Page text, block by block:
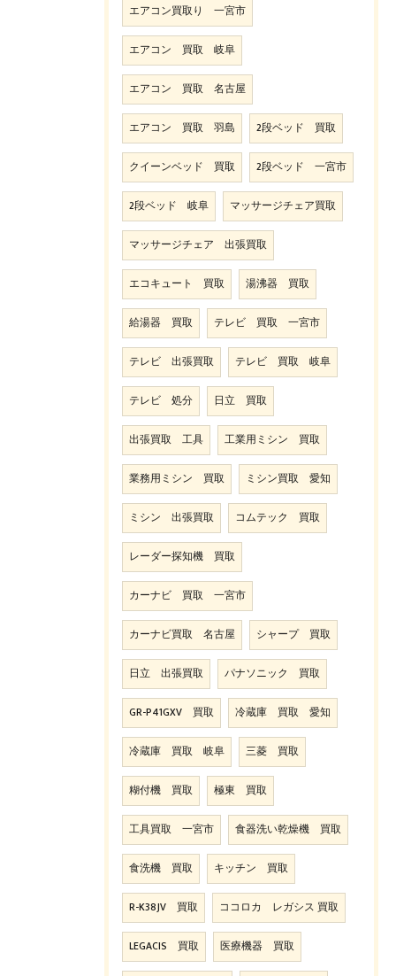
エアコン買取り 一宮市
エアコン 買取 岐阜
エアコン 買取 名古屋
エアコン 買取 羽島 2段ベッド 買取
クイーンベッド 買取 2段ベッド 一宮市
2段ベッド 岐阜 マッサージチェア買取
マッサージチェア 出張買取
エコキュート 買取 湯沸器 買取
給湯器 買取 テレビ 買取 一宮市
テレビ 出張買取 テレビ 買取 岐阜
テレビ 処分 日立 買取
出張買取 工具 工業用ミシン 買取
業務用ミシン 買取 ミシン買取 愛知
ミシン 出張買取 コムテック 買取
レーダー探知機 買取
カーナビ 買取 一宮市
カーナビ買取 名古屋 シャープ 買取
日立 出張買取 パナソニック 買取
GR-P41GXV 買取 冷蔵庫 買取 愛知
冷蔵庫 買取 岐阜 三菱 買取
糊付機 買取 極東 買取
工具買取 一宮市 食器洗い乾燥機 買取
食洗機 買取 キッチン 買取
R-K38JV 買取 ココロカ レガシス 買取
LEGACIS 買取 医療機器 買取